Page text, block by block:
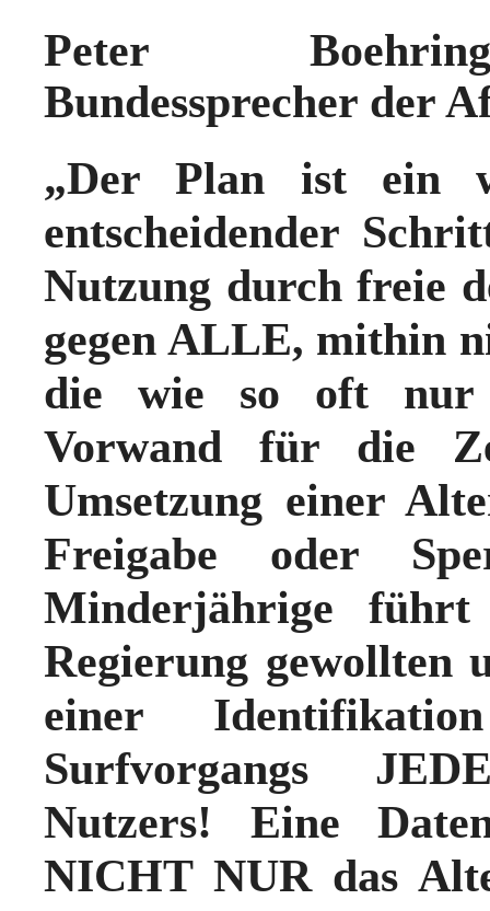
Peter
Bundessprecher der
„Der Plan ist ein
entscheidender
Nutzung durch freie
gegen ALLE, mithin
die wie so oft nur
Vorwand für die
Umsetzung einer
Freigabe oder
Minderjährige
Regierung gewollten
einer
Surfvorgangs
Nutzers! Eine
NICHT NUR das